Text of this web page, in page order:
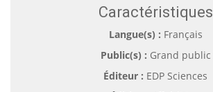
Caractéristiques
Langue(s) : Français
Public(s) : Grand public
Éditeur : EDP Sciences